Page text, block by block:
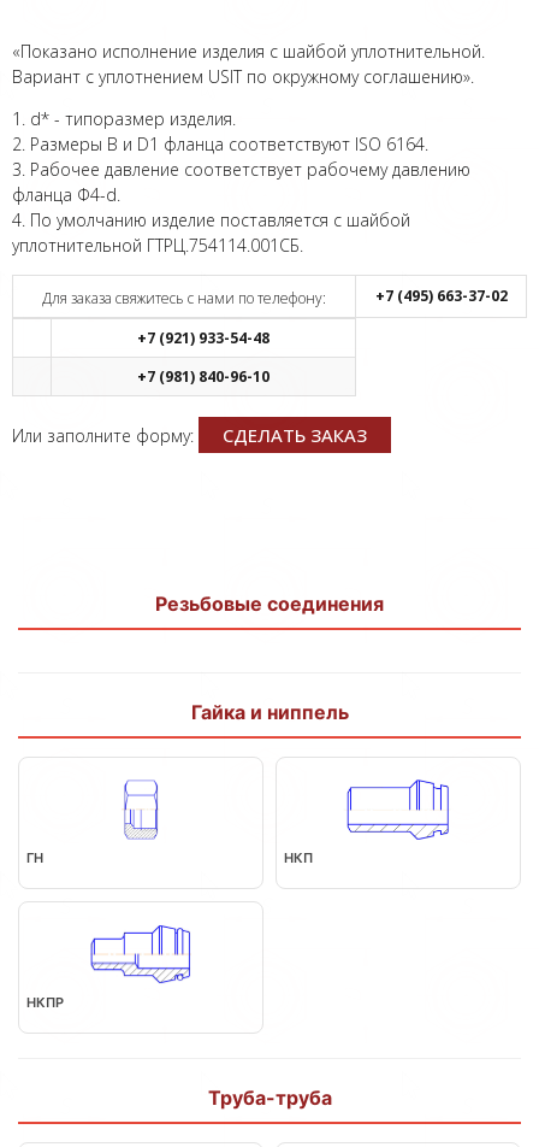
Резьбовые соединения
Гайка и ниппель
ГН НКП
НКПР
Труба-труба
«Показано исполнение изделия с шайбой уплотнительной.
Вариант с уплотнением USIT по окружному соглашению».
1. d* - типоразмер изделия.
2. Размеры В и D1 фланца соответствуют ISO 6164.
3. Рабочее давление соответствует рабочему давлению
фланца Ф4-d.
4. По умолчанию изделие поставляется с шайбой
уплотнительной ГТРЦ.754114.001СБ.
Для заказа свяжитесь с нами по телефону: +7 (495) 663-37-02
+7 (921) 933-54-48
+7 (981) 840-96-10
Или заполните форму: СДЕЛАТЬ ЗАКАЗ